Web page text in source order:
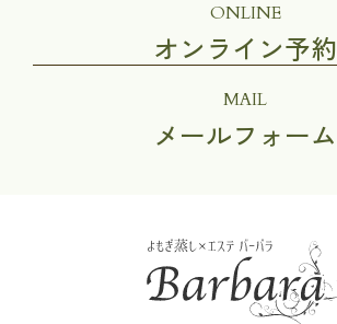
ONLINE
オンライン予約
MAIL
メールフォーム